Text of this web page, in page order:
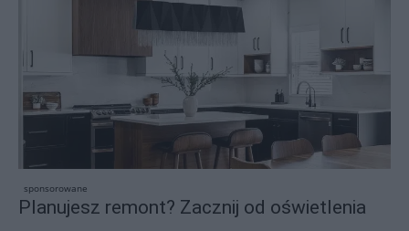
sponsorowane
Planujesz remont? Zacznij od oświetlenia